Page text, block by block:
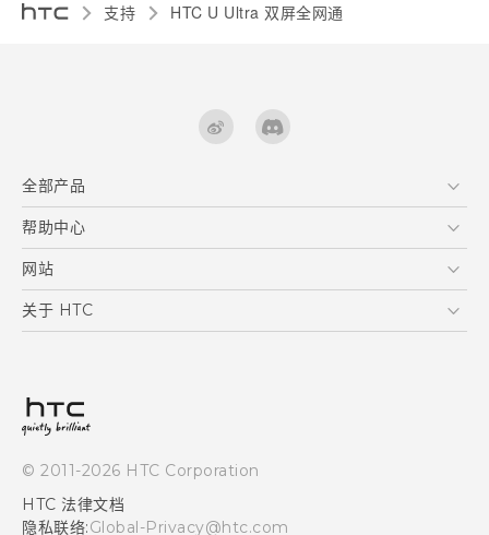
支持 HTC U Ultra 双屏全网通‎
全部产品
区块链智能手机
VIVE
帮助中心
在线客服
支援与服务
产品保固说明
网站
HTC Dev
关于 HTC
投资人
加入HTC
© 2011-2026 HTC Corporation
HTC 法律文档
隐私联络:Global-Privacy@htc.com